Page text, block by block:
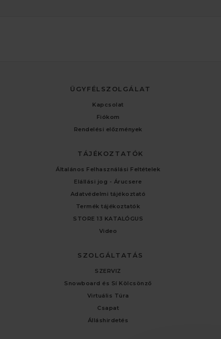
ÜGYFÉLSZOLGÁLAT
Kapcsolat
Fiókom
Rendelési előzmények
TÁJÉKOZTATÓK
Általános Felhasználási Feltételek
Elállási jog - Árucsere
Adatvédelmi tájékoztató
Termék tájékoztatók
STORE 13 KATALÓGUS
Video
SZOLGÁLTATÁS
SZERVIZ
Snowboard és Sí Kölcsönző
Virtuális Túra
Csapat
Álláshirdetés